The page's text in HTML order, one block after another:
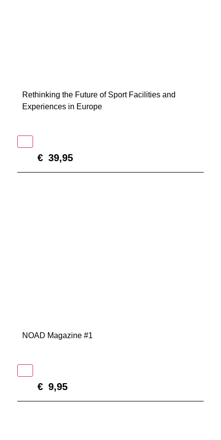
Rethinking the Future of Sport Facilities and
Experiences in Europe
€ 39,95
NOAD Magazine #1
€ 9,95